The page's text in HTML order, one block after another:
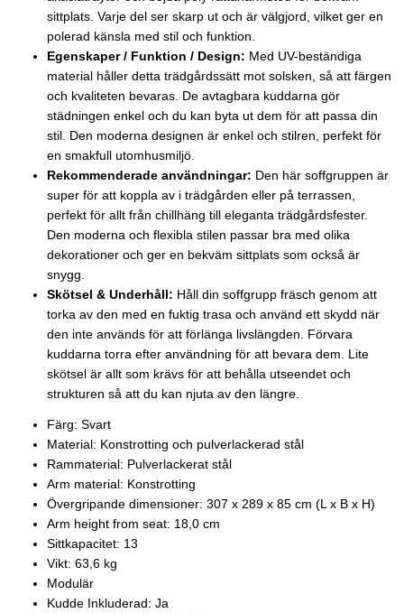
sittplats. Varje del ser skarp ut och är välgjord, vilket ger en
polerad känsla med stil och funktion.
Egenskaper / Funktion / Design: Med UV-beständiga
material håller detta trädgårdssätt mot solsken, så att färgen
och kvaliteten bevaras. De avtagbara kuddarna gör
städningen enkel och du kan byta ut dem för att passa din
stil. Den moderna designen är enkel och stilren, perfekt för
en smakfull utomhusmiljö.
Rekommenderade användningar: Den här soffgruppen är
super för att koppla av i trädgården eller på terrassen,
perfekt för allt från chillhäng till eleganta trädgårdsfester.
Den moderna och flexibla stilen passar bra med olika
dekorationer och ger en bekväm sittplats som också är
snygg.
Skötsel & Underhåll: Håll din soffgrupp fräsch genom att
torka av den med en fuktig trasa och använd ett skydd när
den inte används för att förlänga livslängden. Förvara
kuddarna torra efter användning för att bevara dem. Lite
skötsel är allt som krävs för att behålla utseendet och
strukturen så att du kan njuta av den längre.
Färg: Svart
Material: Konstrotting och pulverlackerad stål
Rammaterial: Pulverlackerat stål
Arm material: Konstrotting
Övergripande dimensioner: 307 x 289 x 85 cm (L x B x H)
Arm height from seat: 18,0 cm
Sittkapacitet: 13
Vikt: 63,6 kg
Modulär
Kudde Inkluderad: Ja